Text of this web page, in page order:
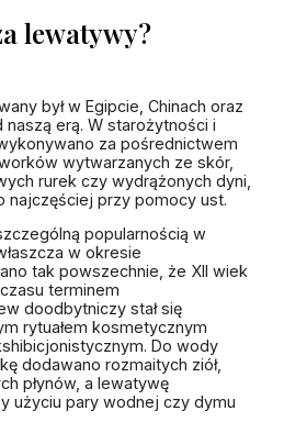
lewatywy?
był w Egipcie, Chinach oraz
erą. W starożytności i
za pośrednictwem
wytwarzanych ze skór,
rurek czy wydrążonych dyni,
najczęściej przy pomocy ust.
popularnością w
w okresie
tak powszechnie, że XII wiek
terminem
doodbytniczy stał się
rytuałem kosmetycznym
Do wody
dodawano rozmaitych ziół,
płynów, a lewatywę
użyciu pary wodnej czy dymu